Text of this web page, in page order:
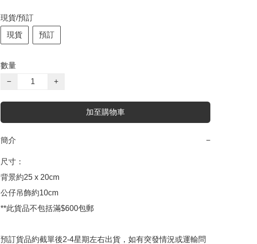
現貨/預訂
現貨 預訂
數量
−
+
加至購物車
簡介 −
尺寸：
背景約25 x 20cm
公仔吊飾約10cm
**此貨品不包括滿$600包郵
預訂貨品約截單後2-4星期左右出貨，如有突發情況或運輸問